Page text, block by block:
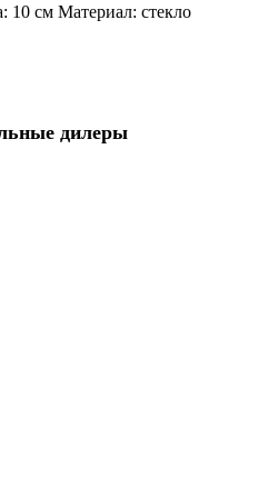
10 см Материал: стекло
дилеры